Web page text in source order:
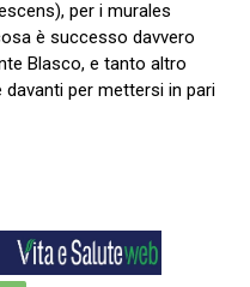
per i murales
è successo davvero
Blasco, e tanto altro
per mettersi in pari